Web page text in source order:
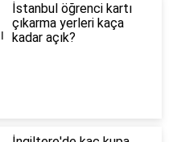
İstanbul öğrenci kartı
çıkarma yerleri kaça
kadar açık?